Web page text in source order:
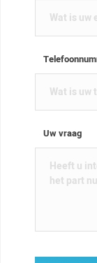
Uw vraag